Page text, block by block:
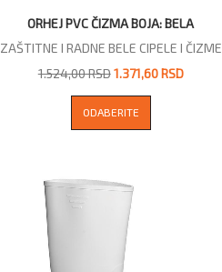
ORHEJ PVC ČIZMA BOJA: BELA
ZAŠTITNE I RADNE BELE CIPELE I ČIZME
1.524,00 RSD1.371,60 RSD
ODABERITE